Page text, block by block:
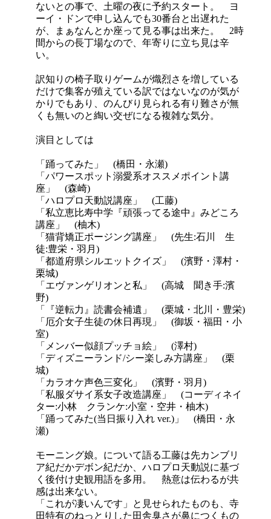
ないとの事で、土曜の夜に予約スタート。 ヨ
ーイ・ドンで申し込んでも30番台と出遅れた
が、まぁなんとか座って見る事は出来た。 2時
間からの長丁場なので、年寄りに立ち見は辛
い。
訳知りの椅子取りゲームが熾烈さを増している
だけで集客が殖えている訳ではないなのが気が
かりでもあり、のんびり見られる有り難さが無
くも無いのと綯い交ぜになる複雑な気分。
演目としては
「踊ってみた」 (橋田・永瀬)
「パワースポット溺愛系オススメポイント講
座」 (森崎)
「ハロプロ天動説講座」 (工藤)
「私立恵比寿中学『頑張ってる途中』みどころ
講座」 (柚木)
「猫背矯正ポージング講座」 (先生:石川 生
徒:豊栄・羽月)
「都道府県シルエットクイズ」 (濱野・澤村・
栗城)
「エヴァンゲリオンと私」 (高城 聞き手:濱
野)
「『逆転力』読書会補遺」 (栗城・北川・豊栄)
「厄介女子生徒の休日再現」 (御坂・福田・小
室)
「メンバー似顔プッチョ絵」 (澤村)
「ディズニーランド/シー楽しみ方講座」 (栗
城)
「カラオケ声色三変化」 (濱野・羽月)
「私服ダサイ系女子改造講座」 (コーディネイ
ター:小林 クランケ:小室・空井・柚木)
「踊ってみた(当日振り入れ ver.)」 (橋田・永
瀬)
モーニング娘。について語る工藤は先カンブリ
ア紀だかデボン紀だか、ハロプロ天動説に基づ
く後付け史観用語を多用。 熱意は伝わるが共
感は出来ない。
「これが凄いんです」と見せられたものも、寺
田特有のねっとりした田舎臭さが鼻につくもの